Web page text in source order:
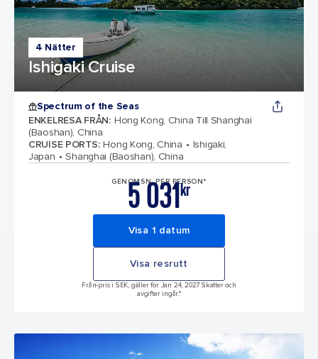
4 Nätter
Ishigaki Cruise
Spectrum of the Seas
ENKELRESA FRÅN: Hong Kong, China Till Shanghai
(Baoshan), China
CRUISE PORTS: Hong Kong, China
Ishigaki,
Japan
Shanghai (Baoshan), China
GENOMSN. PER PERSON*
kr
5 031
Visa 1 datum
Visa resrutt
Från-pris i SEK, gäller för Jan 24, 2027 Skatter och
avgifter ingår.*